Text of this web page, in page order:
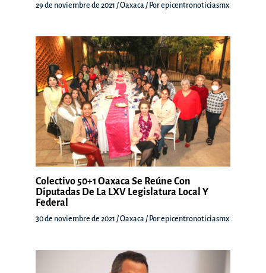
29 de noviembre de 2021 /Oaxaca / Porepicentronoticiasmx
Colectivo 50+1 Oaxaca Se Reúne Con
Diputadas De La LXV Legislatura Local Y
Federal
30 de noviembre de 2021 /Oaxaca / Porepicentronoticiasmx